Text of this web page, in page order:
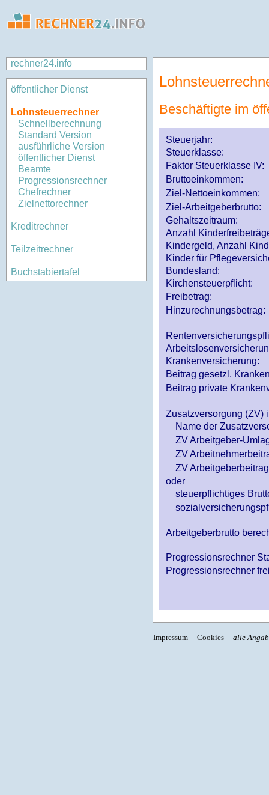
rechner24.info
öffentlicher Dienst
Lohnsteuerrechner
Schnellberechnung
Standard Version
ausführliche Version
öffentlicher Dienst
Beamte
Progressionsrechner
Chefrechner
Zielnettorechner
Kreditrechner
Teilzeitrechner
Buchstabiertafel
Beschäftigte im
Steuerjahr:
Steuerklasse:
Faktor Steuerklasse IV:
Bruttoeinkommen:
Ziel-Nettoeinkommen:
Ziel-Arbeitgeberbrutto:
Gehaltszeitraum:
Anzahl
Kindergeld, Anzahl
Kinder für
Bundesland:
Kirchensteuerpflicht:
Freibetrag:
Hinzurechnungsbetrag:
Krankenversicherung:
Beitrag gesetzl.
Beitrag private
Zusatzversorgung (ZV)
Name der
ZV Arbeitgeber-
ZV
ZV
oder
steuerpflichtiges
Arbeitgeberbrutto
Progressionsrechner
Progressionsrechner
Impressum Cookies alle